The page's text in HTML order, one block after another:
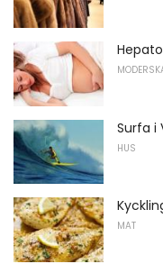
Surfa i
HUS
MAT